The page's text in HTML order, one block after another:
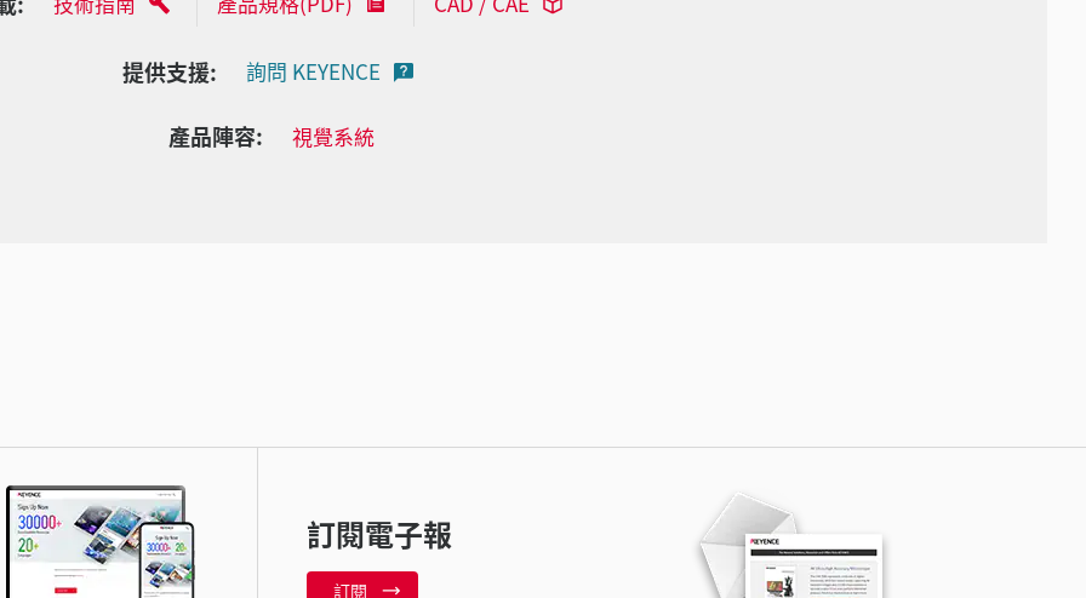
提供支援: 詢問 KEYENCE
產品陣容: 視覺系統
訂閱電子報
訂閱